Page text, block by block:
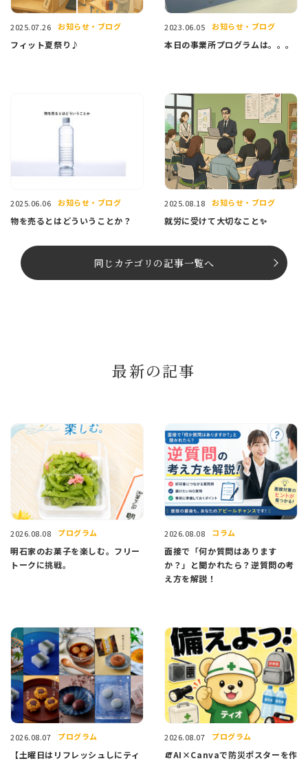
2025.07.26 お知らせ・ブログ
フィット夏祭り♪
2023.06.05 お知らせ・ブログ
本日の事業所プログラムは。。。
2025.06.06 お知らせ・ブログ
物を売るとはどういうことか？
2025.08.18 お知らせ・ブログ
就労に受けて大切なこと✨
同じカテゴリの記事⼀覧へ
最新の記事
2026.08.08 プログラム
明石家のお菓子を楽しむ。フリー
トークに挑戦。
2026.08.08 コラム
面接で「何か質問はあります
か？」と聞かれたら？逆質問の考
え方を解説！
2026.08.07 プログラム
【土曜日はリフレッシュしにティ
2026.08.07 プログラム
🧯AI×Canvaで防災ポスターを作